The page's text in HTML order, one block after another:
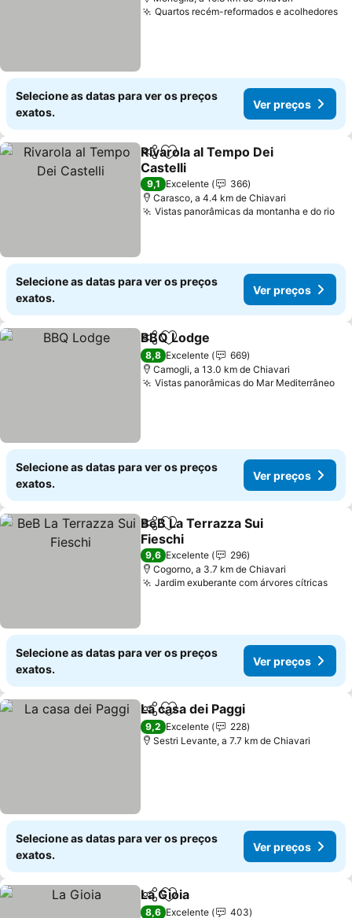
Quartos recém-reformados e acolhedores
Selecione as datas para ver os preços
exatos.
Ver preços
PartilharAdicionar aos favoritos
Rivarola al Tempo Dei
Castelli
9,1 Excelente
366
Carasco, a 4.4 km de Chiavari
Vistas panorâmicas da montanha e do rio
Selecione as datas para ver os preços
exatos.
Ver preços
PartilharAdicionar aos favoritos
BBQ Lodge
8,8 Excelente
669
Camogli, a 13.0 km de Chiavari
Vistas panorâmicas do Mar Mediterrâneo
Selecione as datas para ver os preços
exatos.
Ver preços
PartilharAdicionar aos favoritos
BeB La Terrazza Sui
Fieschi
9,6 Excelente
296
Cogorno, a 3.7 km de Chiavari
Jardim exuberante com árvores cítricas
Selecione as datas para ver os preços
exatos.
Ver preços
PartilharAdicionar aos favoritos
La casa dei Paggi
9,2 Excelente
228
Sestri Levante, a 7.7 km de Chiavari
Selecione as datas para ver os preços
exatos.
Ver preços
PartilharAdicionar aos favoritos
La Gioia
8,6 Excelente
403